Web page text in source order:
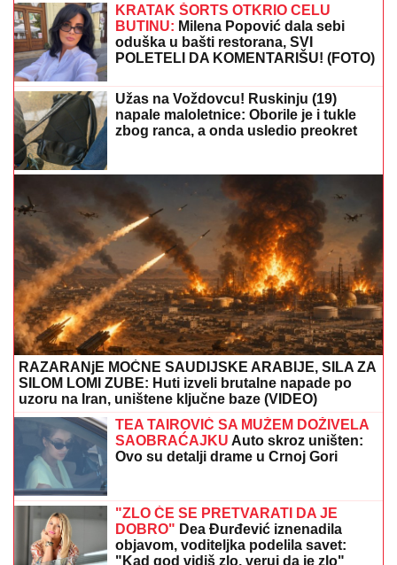
RHMZ -Vreme danas (8. avgust) u Srbiji: Temperature
do 36 stepeni, a evo kad kreću pljuskovi
"OLOŠI JEDNI, MONSTRUMI"
uključio u program uživo - usledio
skandal, evo šta joj je poručio
Asminov otac
POLICIJA REAGOVALA ZBOG ŽENE
SERGEJA TRIFUNOVIĆA,nije
očekivala da će je OVO SAČEKATI u
tržnom centru!
ČEKA DETE SA LJUBAVNICOMAna Radulović bez
dlake na jeziku o pevaču koji je ostavio ženu i decu:
"Ježim se od toga"
SMRŠALA 15 KILOGRAMA, PA